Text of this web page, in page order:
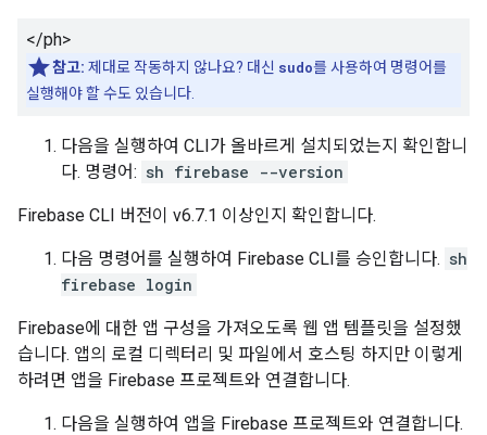
</ph>
참고: 제대로 작동하지 않나요? 대신 sudo를 사용하여 명령어를
실행해야 할 수도 있습니다.
다음을 실행하여 CLI가 올바르게 설치되었는지 확인합니
다. 명령어: sh firebase --version
Firebase CLI 버전이 v6.7.1 이상인지 확인합니다.
다음 명령어를 실행하여 Firebase CLI를 승인합니다. sh
firebase login
Firebase에 대한 앱 구성을 가져오도록 웹 앱 템플릿을 설정했
습니다. 앱의 로컬 디렉터리 및 파일에서 호스팅 하지만 이렇게
하려면 앱을 Firebase 프로젝트와 연결합니다.
다음을 실행하여 앱을 Firebase 프로젝트와 연결합니다.